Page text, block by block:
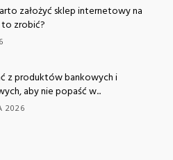
założyć sklep internetowy na
zrobić?
z produktów bankowych i
aby nie popaść w...
2026